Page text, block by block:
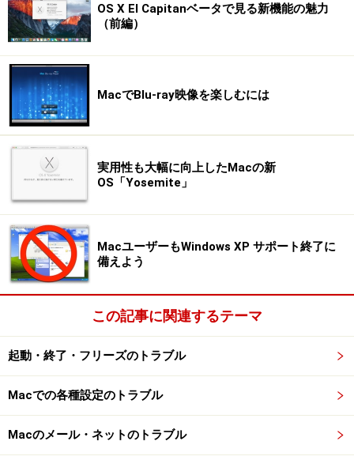
×
製造日によって使えないものがある問題あり
○ 完全な動作
△ 一部動作
× 動作しない
※1：Mac OS X 10.2 から、Classic 環境でゲームコントロ
ーラが利用可能になりました。ただし、HID Manager を
介して機能するため、まず、Mac OS X に認識されるも
のでなければなりません。
※2：Mac OS で上記の表どおりに動作させるには、
InputSprocket が最新である必要があります。Mac OS 9
以降は最新版ですが、それより古いバージョンのOS で
はこちらからダウンロードして下さい。
注意事項：
Mac OS X 上では、ゲームコントローラ対応でも、一
部の調整機能を持たないゲームなど（KickOff 2002 、
WipeOut 2097) では利用はできません。Mac OS 9 または
OS X El Capitanベータで見る新機能の魅力
（前編）
MacでBlu-ray映像を楽しむには
実用性も大幅に向上したMacの新
OS「Yosemite」
MacユーザーもWindows XP サポート終了に
備えよう
この記事に関連するテーマ
起動・終了・フリーズのトラブル
Macでの各種設定のトラブル
Macのメール・ネットのトラブル